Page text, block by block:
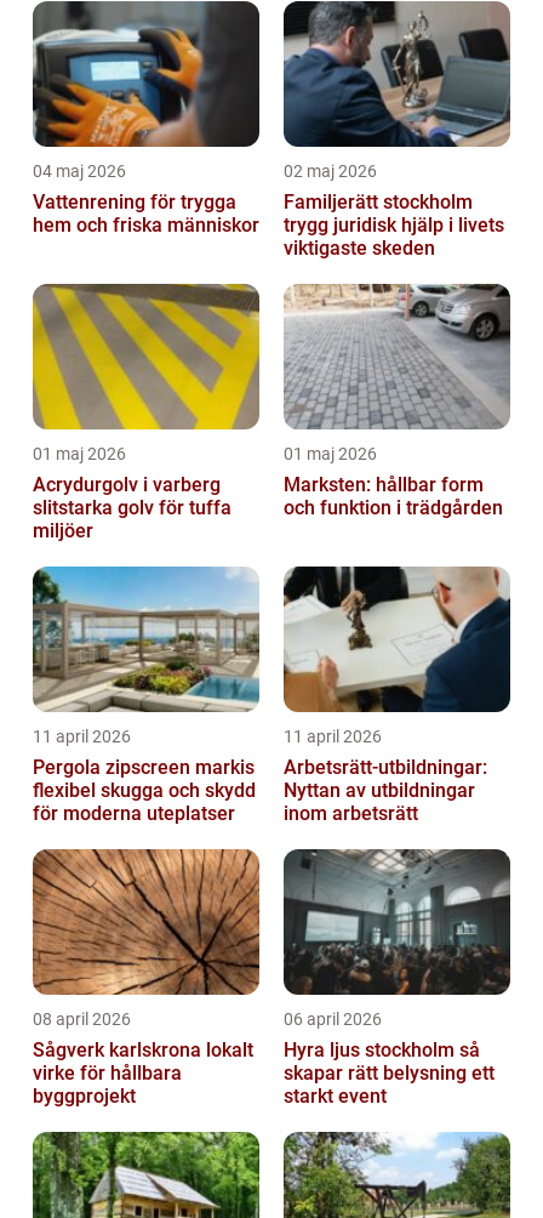
inomhusklimat
04 maj 2026
Vattenrening för trygga
hem och friska människor
02 maj 2026
Familjerätt stockholm
trygg juridisk hjälp i livets
viktigaste skeden
01 maj 2026
Acrydurgolv i varberg
slitstarka golv för tuffa
miljöer
01 maj 2026
Marksten: hållbar form
och funktion i trädgården
11 april 2026
Pergola zipscreen markis
flexibel skugga och skydd
för moderna uteplatser
11 april 2026
Arbetsrätt-utbildningar:
Nyttan av utbildningar
inom arbetsrätt
08 april 2026
Sågverk karlskrona lokalt
virke för hållbara
byggprojekt
06 april 2026
Hyra ljus stockholm så
skapar rätt belysning ett
starkt event